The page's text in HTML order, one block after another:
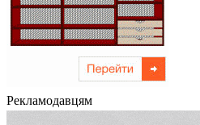
Рекламодавцям